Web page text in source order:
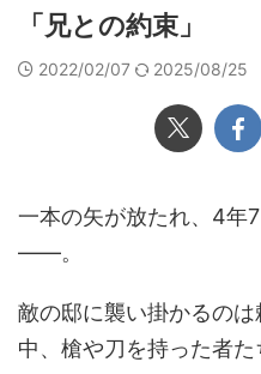
「兄との約束」
2022/02/07 2025/08/25
一本の矢が放たれ、4年
――。
敵の邸に襲い掛かるの
中、槍や刀を持った者た